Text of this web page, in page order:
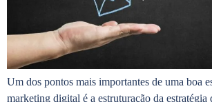
Um dos pontos mais importantes de uma boa
marketing digital é a estruturação da estratégia